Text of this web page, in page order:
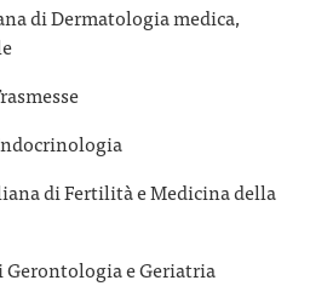
di Dermatologia medica,
di Fertilità e Medicina della
Gerontologia e Geriatria